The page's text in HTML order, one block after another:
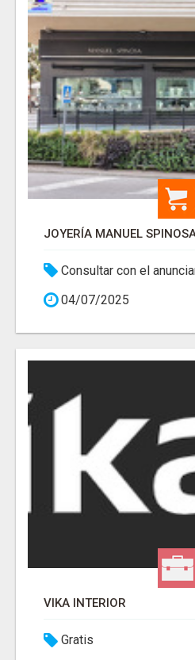
JOYERÍA MANUEL
Consultar con el
04/07/2025
VIKA INTERIOR
Gratis